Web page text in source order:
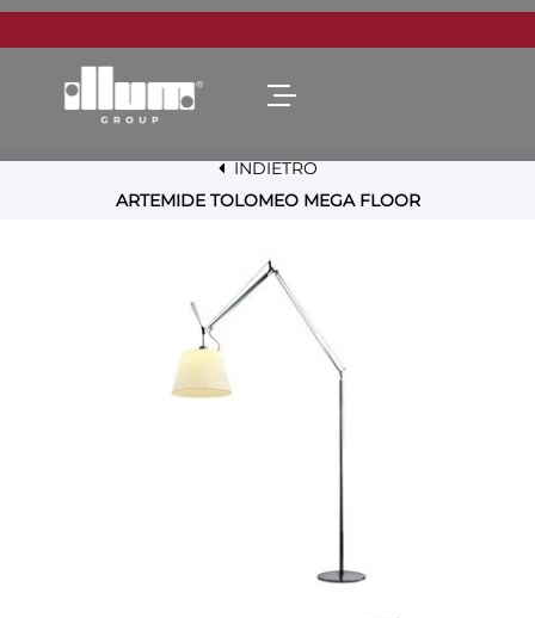
Open menu
INDIETRO
ARTEMIDE TOLOMEO MEGA FLOOR